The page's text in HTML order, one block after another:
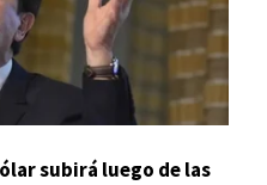
subirá luego de las